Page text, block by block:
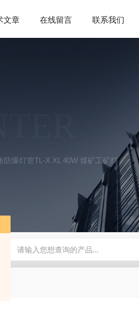
文章 在线留言 联系我们
防爆灯管TL-X XL 40W 煤矿工矿灯
应急灯 LS-ZFZD-E3WSA/XFZ-Y3SSAD